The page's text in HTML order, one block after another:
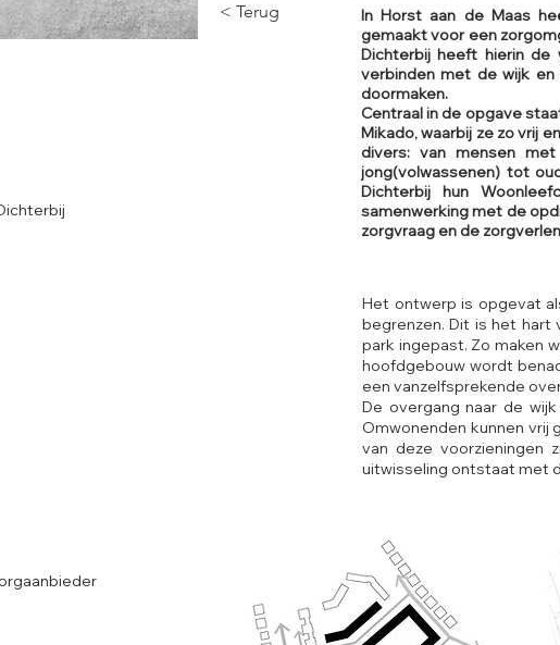
< Terug
In Horst aan de Maas
gemaakt voor een
Dichterbij heeft hierin
verbinden met de wijk
doormaken.
Centraal in de opgave
Mikado, waarbij ze zo vrij
divers: van mensen
jong(volwassenen) tot
Dichterbij hun
samenwerking met de
zorgvraag en de
Het ontwerp is opgevat
begrenzen. Dit is het hart
park ingepast. Zo maken
hoofdgebouw wordt
een vanzelfsprekende
De overgang naar de
Omwonenden kunnen vrij
van deze voorzieningen
uitwisseling ontstaat met